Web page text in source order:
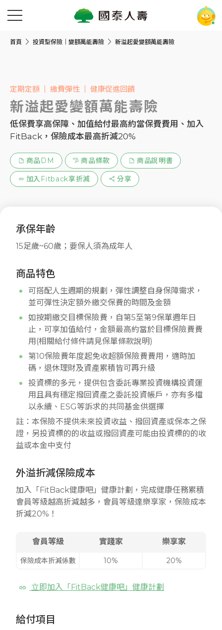
首頁 投資型保險｜變額萬能壽險 新溢起愛變額萬能壽險
定期定額 繳費彈性 健康促進回饋
新溢起愛變額萬能壽險
低保費享高保障、加值給付最高約當保費費用、加入
FitBack，保險成本最高折減20%
商品DM 商品條款 商品說明書
加入Fitback享折減 分享
承保年齡
15足歲~60歲；要保人須為成年人
商品特色
可搭配人生週期的規劃，彈性調整自身保障需求，
並可彈性決定額外繳交保費的時間及金額
如按期繳交目標保險費，自第5至第9保單週年日
止，可享加值給付，金額最高約當於目標保險費費
用(相關給付條件請見保單條款說明)
第10保險費年度起免收超額保險費費用，適時加
碼，退休理財及資產累積皆可再升級
投資標的多元，提供包含委託專業投資機構投資運
用且具有穩定撥回資產之委託投資帳戶，亦有多檔
以永續、ESG等訴求的共同基金供選擇
註：本保險不提供未來投資收益、撥回資產或保本之保
證，另投資標的的收益或撥回資產可能由投資標的的收
益或本金中支付
外溢折減保險成本
加入「FitBack健康吧」健康計劃，完成健康任務累積
會員等級越高折減越多，會員等級達樂享家，保險成本
折減20%！
會員等級 實踐家 樂享家
保險成本折減係數 10% 20%
立即加入「FitBack健康吧」健康計劃
給付項目